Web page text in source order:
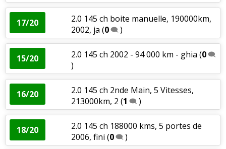
17/20
2.0 145 ch boite manuelle, 190000km,
2002, ja (0 )
15/20 2.0 145 ch 2002 - 94 000 km - ghia (0
)
16/20
2.0 145 ch 2nde Main, 5 Vitesses,
213000km, 2 (1 )
18/20
2.0 145 ch 188000 kms, 5 portes de
2006, fini (0 )